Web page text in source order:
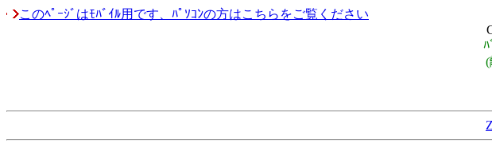
このﾍﾟｰｼﾞはﾓﾊﾞｲﾙ用です、ﾊﾟｿｺﾝの方はこちらをご覧ください
(